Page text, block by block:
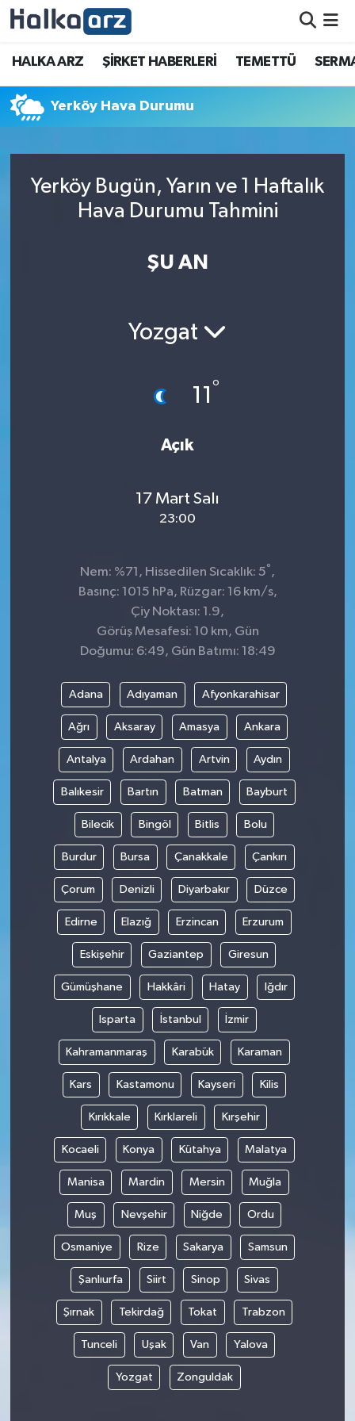
HALKA ARZ ŞİRKET HABERLERİ TEMETTÜ
Yerköy Hava Durumu
Yerköy Bugün, Yarın ve 1 Haftalık
Hava Durumu Tahmini
ŞU AN
Yozgat
11 °
Açık
17 Mart Salı
23:00
Nem: %71, Hissedilen Sıcaklık: 5°,
Basınç: 1015 hPa, Rüzgar: 16 km/s,
Çiy Noktası: 1.9,
Görüş Mesafesi: 10 km, Gün
Doğumu: 6:49, Gün Batımı: 18:49
Adana Adıyaman Afyonkarahisar
Ağrı Aksaray Amasya Ankara
Antalya Ardahan Artvin Aydın
Balıkesir Bartın Batman Bayburt
Bilecik Bingöl Bitlis Bolu
Burdur Bursa Çanakkale Çankırı
Çorum Denizli Diyarbakır Düzce
Edirne Elazığ Erzincan Erzurum
Eskişehir Gaziantep Giresun
Gümüşhane Hakkâri Hatay Iğdır
Isparta İstanbul İzmir
Kahramanmaraş Karabük Karaman
Kars Kastamonu Kayseri Kilis
Kırıkkale Kırklareli Kırşehir
Kocaeli Konya Kütahya Malatya
Manisa Mardin Mersin Muğla
Muş Nevşehir Niğde Ordu
Osmaniye Rize Sakarya Samsun
Şanlıurfa Siirt Sinop Sivas
Şırnak Tekirdağ Tokat Trabzon
Tunceli Uşak Van Yalova
Yozgat Zonguldak
HALKA ARZ
SERMAYE ARTIRIMI
TEMETTÜ
İletişim